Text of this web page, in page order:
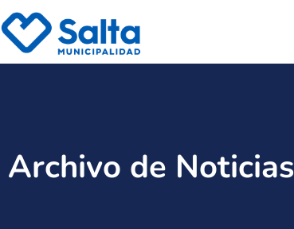
Archivo de Noticias